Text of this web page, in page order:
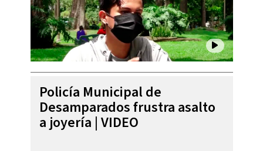
Policía Municipal de
Desamparados frustra asalto
a joyería | VIDEO